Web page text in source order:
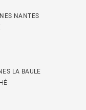
NANTES
LA BAULE